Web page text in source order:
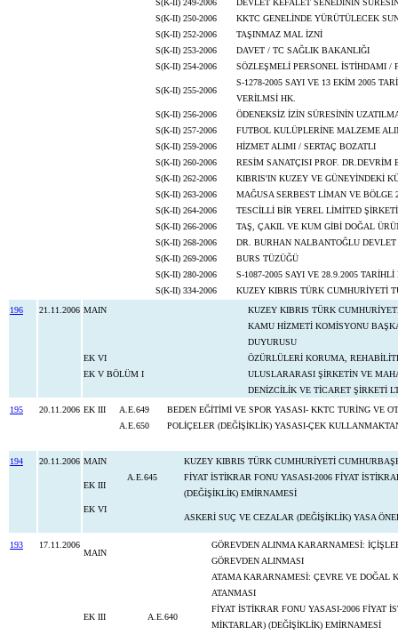
S(K-II) 249-2006
DEVLET KEFALET SENEDİNİN
S(K-II) 250-2006
KKTC GENELİNDE YÜRÜTÜLECEK
S(K-II) 252-2006
TAŞINMAZ MAL İZNİ
S(K-II) 253-2006
DAVET / TC SAĞLIK BAKANLIĞI
S(K-II) 254-2006
SÖZLEŞMELİ PERSONEL İSTİHDAMI /
S(K-II) 255-2006
S-1278-2005 SAYI VE 13 EKİM 2005
VERİLMSİ HK.
S(K-II) 256-2006
ÖDENEKSİZ İZİN SÜRESİNİN
S(K-II) 257-2006
FUTBOL KULÜPLERİNE MALZEME
S(K-II) 259-2006
HİZMET ALIMI / SERTAÇ BOZATLI
S(K-II) 260-2006
RESİM SANATÇISI PROF. DR.DEVRİM
S(K-II) 262-2006
KIBRIS'IN KUZEY VE GÜNEYİNDEKİ
S(K-II) 263-2006
MAĞUSA SERBEST LİMAN VE
S(K-II) 264-2006
TESCİLLİ BİR YEREL LİMİTED
S(K-II) 266-2006
TAŞ, ÇAKIL VE KUM GİBİ DOĞAL
S(K-II) 268-2006
DR. BURHAN NALBANTOĞLU
S(K-II) 269-2006
BURS TÜZÜĞÜ
S(K-II) 280-2006
S-1087-2005 SAYI VE 28.9.2005
S(K-II) 334-2006
KUZEY KIBRIS TÜRK CUMHURİYETİ
196
21.11.2006 MAIN
KUZEY KIBRIS TÜRK
KAMU HİZMETİ KOMİSYONU
DUYURUSU
EK VI
ÖZÜRLÜLERİ KORUMA,
EK V BÖLÜM I
ULUSLARARASI ŞİRKETİN VE
DENİZCİLİK VE TİCARET ŞİRKETİ
195
20.11.2006 EK III A.E.649
BEDEN EĞİTİMİ VE SPOR YASASI- KKTC TURİNG VE
A.E.650
POLİÇELER (DEĞİŞİKLİK) YASASI-ÇEK
194 20.11.2006 MAIN KUZEY KIBRIS TÜRK CUMHURİYETİ
EK III
A.E.645
FİYAT İSTİKRAR FONU YASASI-2006 FİYAT
(DEĞİŞİKLİK) EMİRNAMESİ
EK VI
ASKERİ SUÇ VE CEZALAR (DEĞİŞİKLİK) YASA
193
17.11.2006
MAIN
GÖREVDEN ALINMA KARARNAMESİ:
GÖREVDEN ALINMASI
ATAMA KARARNAMESİ: ÇEVRE VE DOĞAL
ATANMASI
EK III A.E.640
FİYAT İSTİKRAR FONU YASASI-2006 FİYAT
MİKTARLAR) (DEĞİŞİKLİK) EMİRNAMESİ